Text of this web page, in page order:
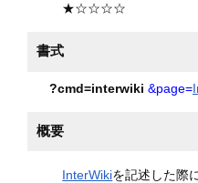
★☆☆☆☆
書式
?cmd=interwiki &page=
概要
InterWikiを記述した際